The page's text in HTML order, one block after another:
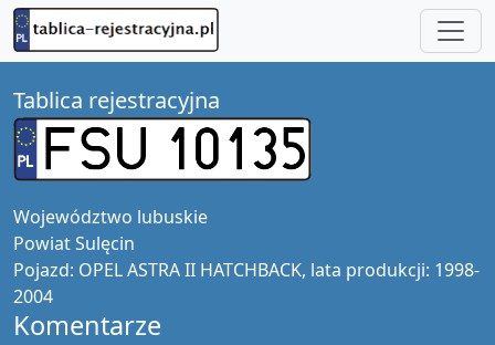
Tablica rejestracyjna
Województwo lubuskie
PowiatSulęcin
Pojazd: OPEL ASTRA II HATCHBACK, lata produkcji: 1998-
2004
Komentarze